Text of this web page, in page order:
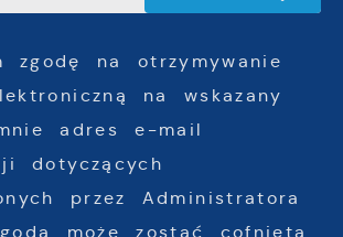
zgodę na otrzymywanie
na wskazany
adres e-mail
dotyczących
przez Administratora
może zostać cofnięta